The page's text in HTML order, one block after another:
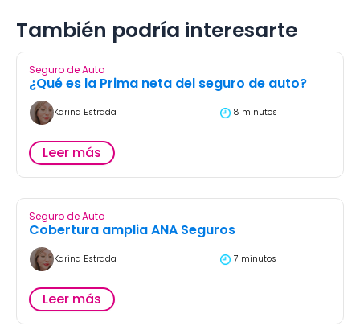
También podría interesarte
Seguro de Auto
¿Qué es la Prima neta del seguro de auto?
Karina Estrada 8 minutos
Leer más
Seguro de Auto
Cobertura amplia ANA Seguros
Karina Estrada 7 minutos
Leer más